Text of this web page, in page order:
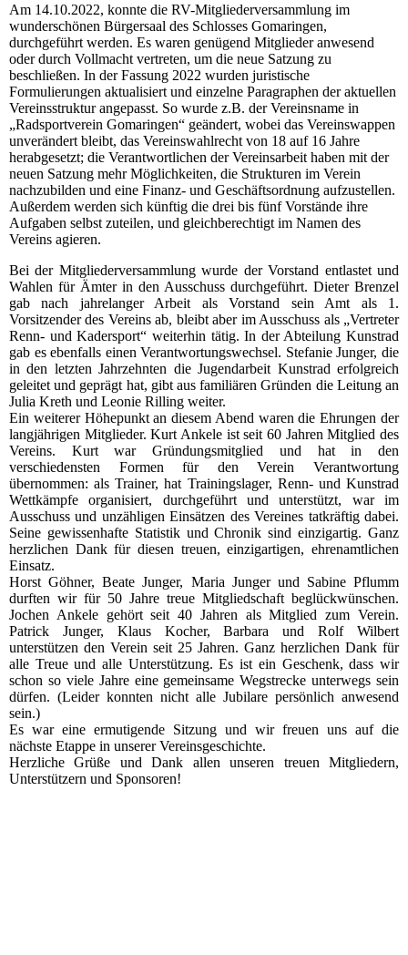
Am 14.10.2022, konnte die RV-Mitgliederversammlung im
wunderschönen Bürgersaal des Schlosses Gomaringen,
durchgeführt werden. Es waren genügend Mitglieder anwesend
oder durch Vollmacht vertreten, um die neue Satzung zu
beschließen. In der Fassung 2022 wurden juristische
Formulierungen aktualisiert und einzelne Paragraphen der aktuellen
Vereinsstruktur angepasst. So wurde z.B. der Vereinsname in
„Radsportverein Gomaringen“ geändert, wobei das Vereinswappen
unverändert bleibt, das Vereinswahlrecht von 18 auf 16 Jahre
herabgesetzt; die Verantwortlichen der Vereinsarbeit haben mit der
neuen Satzung mehr Möglichkeiten, die Strukturen im Verein
nachzubilden und eine Finanz- und Geschäftsordnung aufzustellen.
Außerdem werden sich künftig die drei bis fünf Vorstände ihre
Aufgaben selbst zuteilen, und gleichberechtigt im Namen des
Vereins agieren.
Bei der Mitgliederversammlung wurde der Vorstand entlastet und
Wahlen für Ämter in den Ausschuss durchgeführt. Dieter Brenzel
gab nach jahrelanger Arbeit als Vorstand sein Amt als 1.
Vorsitzender des Vereins ab, bleibt aber im Ausschuss als „Vertreter
Renn- und Kadersport“ weiterhin tätig. In der Abteilung Kunstrad
gab es ebenfalls einen Verantwortungswechsel. Stefanie Junger, die
in den letzten Jahrzehnten die Jugendarbeit Kunstrad erfolgreich
geleitet und geprägt hat, gibt aus familiären Gründen die Leitung an
Julia Kreth und Leonie Rilling weiter.
Ein weiterer Höhepunkt an diesem Abend waren die Ehrungen der
langjährigen Mitglieder. Kurt Ankele ist seit 60 Jahren Mitglied des
Vereins. Kurt war Gründungsmitglied und hat in den
verschiedensten Formen für den Verein Verantwortung
übernommen: als Trainer, hat Trainingslager, Renn- und Kunstrad
Wettkämpfe organisiert, durchgeführt und unterstützt, war im
Ausschuss und unzähligen Einsätzen des Vereines tatkräftig dabei.
Seine gewissenhafte Statistik und Chronik sind einzigartig. Ganz
herzlichen Dank für diesen treuen, einzigartigen, ehrenamtlichen
Einsatz.
Horst Göhner, Beate Junger, Maria Junger und Sabine Pflumm
durften wir für 50 Jahre treue Mitgliedschaft beglückwünschen.
Jochen Ankele gehört seit 40 Jahren als Mitglied zum Verein.
Patrick Junger, Klaus Kocher, Barbara und Rolf Wilbert
unterstützen den Verein seit 25 Jahren. Ganz herzlichen Dank für
alle Treue und alle Unterstützung. Es ist ein Geschenk, dass wir
schon so viele Jahre eine gemeinsame Wegstrecke unterwegs sein
dürfen. (Leider konnten nicht alle Jubilare persönlich anwesend
sein.)
Es war eine ermutigende Sitzung und wir freuen uns auf die
nächste Etappe in unserer Vereinsgeschichte.
Herzliche Grüße und Dank allen unseren treuen Mitgliedern,
Unterstützern und Sponsoren!